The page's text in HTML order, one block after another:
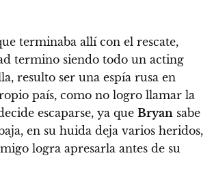
terminaba allí con el rescate,
termino siendo todo un acting
resulto ser una espía rusa en
país, como no logro llamar la
escaparse, ya que Bryan sabe
en su huida deja varios heridos,
logra apresarla antes de su